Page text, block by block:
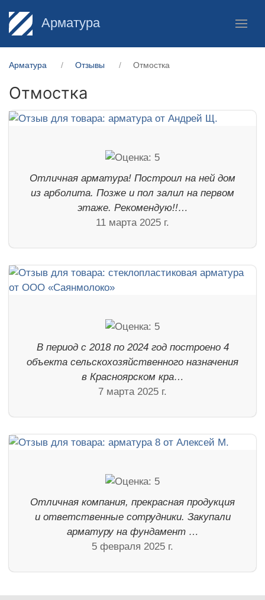
Арматура
Арматура Отзывы Отмостка
Отмостка
Отличная арматура! Построил на ней дом
из арболита. Позже и пол залил на первом
этаже. Рекомендую!!…
11 марта 2025 г.
В период с 2018 по 2024 год построено 4
объекта сельскохозяйственного назначения
в Красноярском кра…
7 марта 2025 г.
Отличная компания, прекрасная продукция
и ответственные сотрудники. Закупали
арматуру на фундамент …
5 февраля 2025 г.